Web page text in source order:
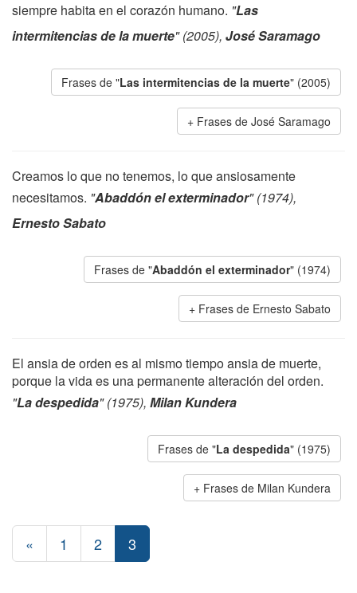
siempre habita en el corazón humano. "Las
intermitencias de la muerte" (2005), José Saramago
Frases de "Las intermitencias de la muerte" (2005)
Frases de José Saramago
Creamos lo que no tenemos, lo que ansiosamente
necesitamos. "Abaddón el exterminador" (1974),
Ernesto Sabato
Frases de "Abaddón el exterminador" (1974)
Frases de Ernesto Sabato
El ansia de orden es al mismo tiempo ansia de muerte,
porque la vida es una permanente alteración del orden.
"La despedida" (1975), Milan Kundera
Frases de "La despedida" (1975)
Frases de Milan Kundera
« 1 2 3